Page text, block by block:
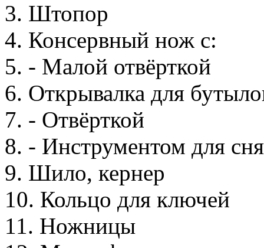
3. Штопор
4. Консервный нож с:
5. - Малой отвёрткой
6. Открывалка для
7. - Отвёрткой
8. - Инструментом для
9. Шило, кернер
10. Кольцо для ключей
11. Ножницы